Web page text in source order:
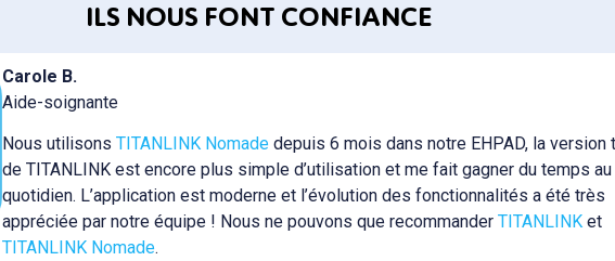
ILS NOUS FONT CONFIANCE
Carole B.
Aide-soignante
Nous utilisons TITANLINK Nomadedepuis 6 mois dans notre EHPAD, la version
de TITANLINK est encore plus simple d’utilisation et me fait gagner du temps au
quotidien. L’application est moderne et l’évolution des fonctionnalités a été très
appréciée par notre équipe ! Nous ne pouvons que recommander TITANLINKet
TITANLINK Nomade.